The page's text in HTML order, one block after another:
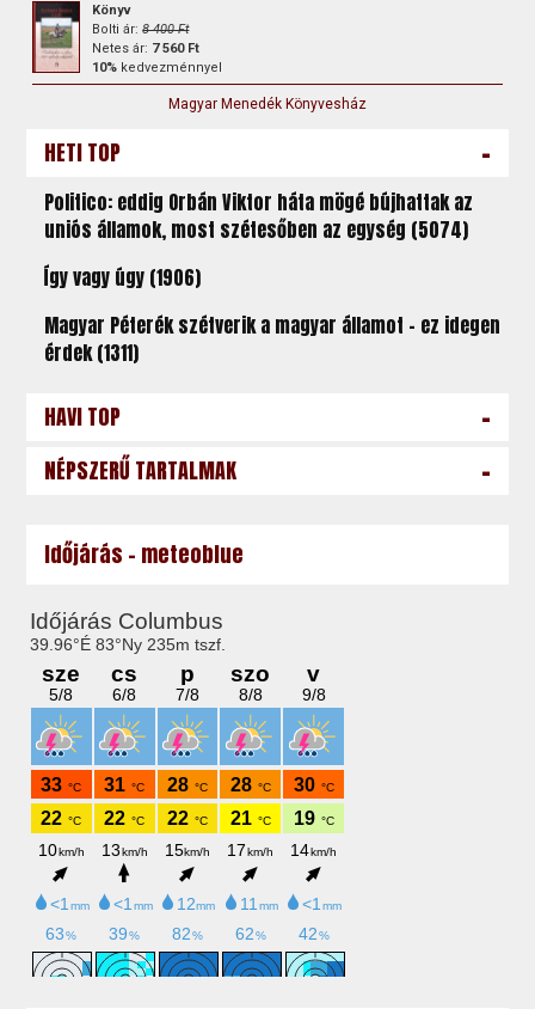
Könyv
Bolti ár:8 400 Ft
Netes ár: 7 560 Ft
10% kedvezménnyel
Magyar Menedék Könyvesház
HETI TOP -
Politico: eddig Orbán Viktor háta mögé bújhattak az
uniós államok, most szétesőben az egység (5074)
Így vagy úgy (1906)
Magyar Péterék szétverik a magyar államot – ez idegen
érdek (1311)
HAVI TOP -
NÉPSZERŰ TARTALMAK -
Időjárás - meteoblue